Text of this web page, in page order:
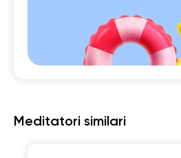
Meditatori similari